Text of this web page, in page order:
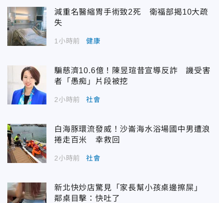
減重名醫縮胃手術致2死 衛福部揭10大疏
失
1小時前 健康
騙慈濟10.6億！陳昱瑄昔宣導反詐 譏受害
者「愚痴」片段被挖
2小時前 社會
白海豚環流發威！沙崙海水浴場國中男遭浪
捲走百米 幸救回
2小時前 社會
新北快炒店驚見「家長幫小孩桌邊擦屎」
鄰桌目擊：快吐了